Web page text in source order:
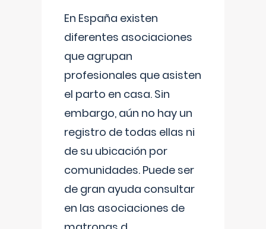
En España existen
diferentes asociaciones
que agrupan
profesionales que asisten
el parto en casa. Sin
embargo, aún no hay un
registro de todas ellas ni
de su ubicación por
comunidades. Puede ser
de gran ayuda consultar
en las asociaciones de